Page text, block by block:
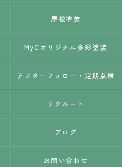
屋根塗装
MyCオリジナル多彩塗装
アフターフォロー・定期点検
リクルート
ブログ
お問い合わせ